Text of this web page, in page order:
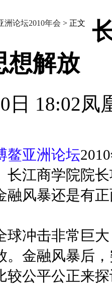
洲论坛2010年会 > 正文
想解放
日 18:02凤
鳌亚洲论坛
长江商学院院
融风暴还是有
球冲击非常巨
。金融风暴后
较公平公正来